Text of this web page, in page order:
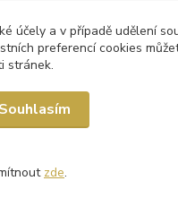
účely a v případě udělení
preferencí cookies
stránek.
Souhlasím
zde.